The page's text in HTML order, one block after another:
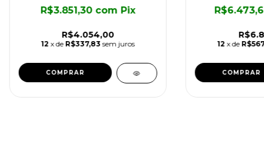
R$4.054,00
R$3.851,30 com Pix
12 x de R$337,83 sem juros
COMPRAR
12 x de